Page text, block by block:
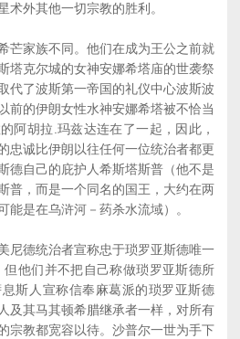
术外其他一切宗教的胜利。
家族不同。他们在成为王公之前就
塔克尔城的女神安娜希塔庙的世袭祭
代了波斯第一帝国的礼仪中心波斯波
前的伊朗女性水神安娜希塔被不恰当
阿胡拉.玛兹达连在了一起，因此，
忠诚比伊朗以往任何一位统治者都更
德自己的庇护人希斯塔斯普（他不是
普，而是一个同名的国王，大约在两
能是在乌浒河－药杀水流域）。
德统治者宣称忠于琐罗亚斯德唯一
他们并不把自己称做琐罗亚斯德所
斯人宣称信奉麻葛派的琐罗亚斯德
及其马其顿希腊继承者一样，对所有
宗教都宽容以待。沙普尔一世为手下